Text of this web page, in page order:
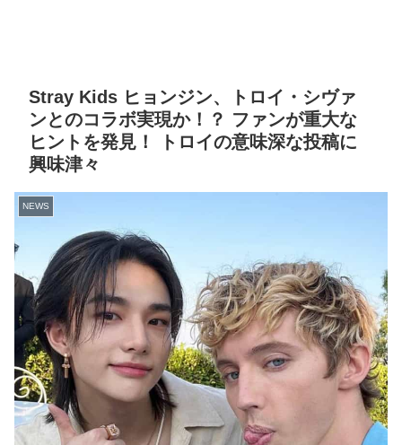
Stray Kids ヒョンジン、トロイ・シヴァ
ンとのコラボ実現か！？ ファンが重大な
ヒントを発見！ トロイの意味深な投稿に
興味津々
NEWS